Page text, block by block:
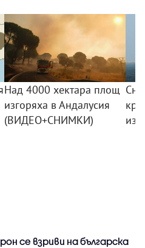
Над 4000 хектара площ
изгоряха в Андалусия
(ВИДЕО+СНИМКИ)
се взриви на българска